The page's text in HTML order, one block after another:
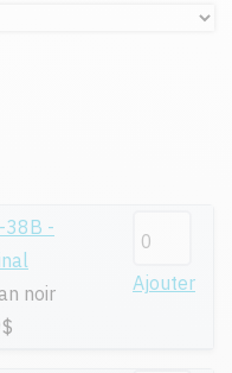
38B -
noir
Ajouter